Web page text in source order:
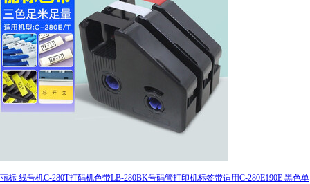
丽标 线号机C-280T打码机色带LB-280BK号码管打印机标签带适用C-280E190E 黑色单